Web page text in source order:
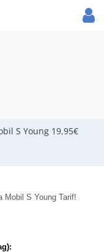
S Young 19,95€
Mobil S Young Tarif!